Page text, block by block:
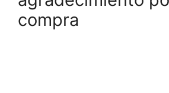
compra